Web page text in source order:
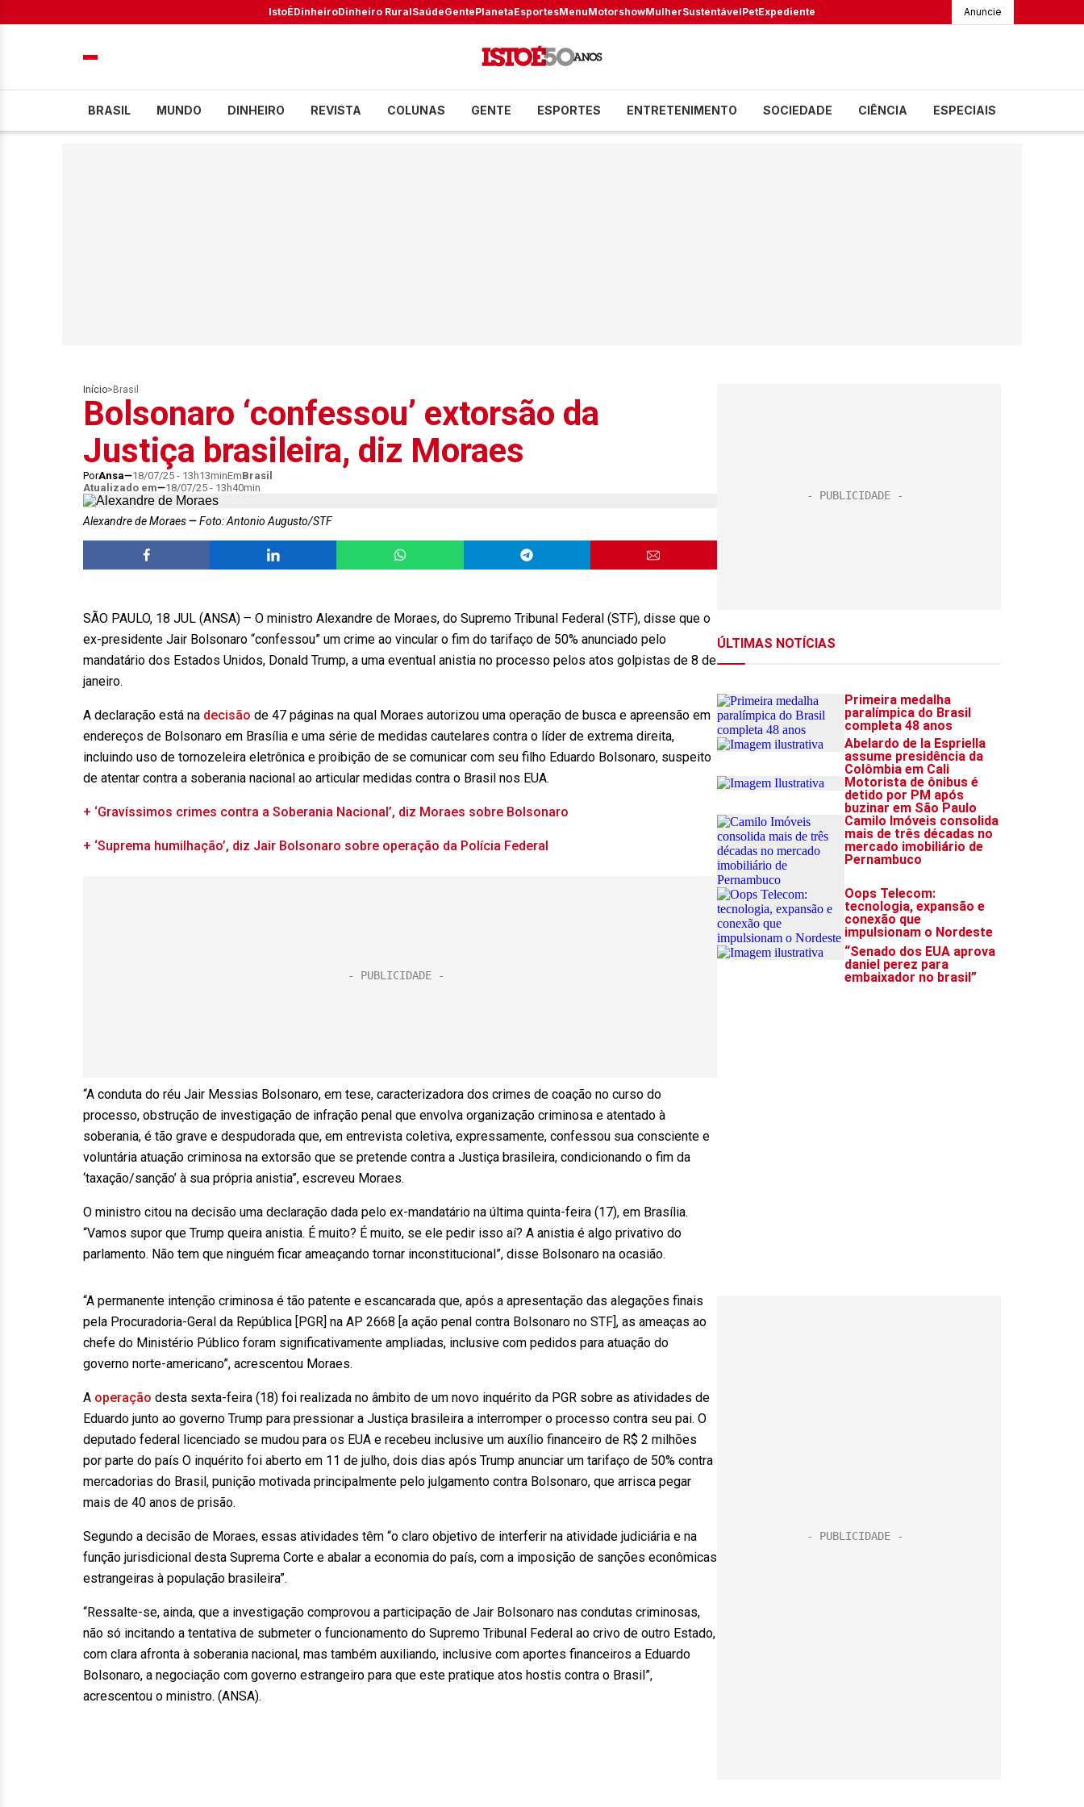
IstoÉDinheiroDinheiro RuralSaúdeGentePlanetaEsportesMenuMotorshowMulherSustentávelPetExpediente Anuncie
BRASIL MUNDO DINHEIRO REVISTA COLUNAS GENTE ESPORTES ENTRETENIMENTO SOCIEDADE CIÊNCIA ESPECIAIS
Início> Brasil
Bolsonaro ‘confessou’ extorsão da
Justiça brasileira, diz Moraes
PorAnsa 18/07/25 - 13h13minEmBrasil
Atualizado em
18/07/25 - 13h40min
Alexandre de Moraes Foto: Antonio Augusto/STF
SÃO PAULO, 18 JUL (ANSA) – O ministro Alexandre de Moraes, do Supremo Tribunal Federal (STF), disse que o
ex-presidente Jair Bolsonaro “confessou” um crime ao vincular o fim do tarifaço de 50% anunciado pelo
mandatário dos Estados Unidos, Donald Trump, a uma eventual anistia no processo pelos atos golpistas de 8 de
janeiro.
A declaração está na decisão de 47 páginas na qual Moraes autorizou uma operação de busca e apreensão em
endereços de Bolsonaro em Brasília e uma série de medidas cautelares contra o líder de extrema direita,
incluindo uso de tornozeleira eletrônica e proibição de se comunicar com seu filho Eduardo Bolsonaro, suspeito
de atentar contra a soberania nacional ao articular medidas contra o Brasil nos EUA.
+ ‘Gravíssimos crimes contra a Soberania Nacional’, diz Moraes sobre Bolsonaro
+ ‘Suprema humilhação’, diz Jair Bolsonaro sobre operação da Polícia Federal
“A conduta do réu Jair Messias Bolsonaro, em tese, caracterizadora dos crimes de coação no curso do
processo, obstrução de investigação de infração penal que envolva organização criminosa e atentado à
soberania, é tão grave e despudorada que, em entrevista coletiva, expressamente, confessou sua consciente e
voluntária atuação criminosa na extorsão que se pretende contra a Justiça brasileira, condicionando o fim da
‘taxação/sanção’ à sua própria anistia”, escreveu Moraes.
O ministro citou na decisão uma declaração dada pelo ex-mandatário na última quinta-feira (17), em Brasília.
“Vamos supor que Trump queira anistia. É muito? É muito, se ele pedir isso aí? A anistia é algo privativo do
parlamento. Não tem que ninguém ficar ameaçando tornar inconstitucional”, disse Bolsonaro na ocasião.
“A permanente intenção criminosa é tão patente e escancarada que, após a apresentação das alegações finais
pela Procuradoria-Geral da República [PGR] na AP 2668 [a ação penal contra Bolsonaro no STF], as ameaças ao
chefe do Ministério Público foram significativamente ampliadas, inclusive com pedidos para atuação do
governo norte-americano”, acrescentou Moraes.
A operação desta sexta-feira (18) foi realizada no âmbito de um novo inquérito da PGR sobre as atividades de
Eduardo junto ao governo Trump para pressionar a Justiça brasileira a interromper o processo contra seu pai. O
deputado federal licenciado se mudou para os EUA e recebeu inclusive um auxílio financeiro de R$ 2 milhões
por parte do país O inquérito foi aberto em 11 de julho, dois dias após Trump anunciar um tarifaço de 50% contra
mercadorias do Brasil, punição motivada principalmente pelo julgamento contra Bolsonaro, que arrisca pegar
mais de 40 anos de prisão.
Segundo a decisão de Moraes, essas atividades têm “o claro objetivo de interferir na atividade judiciária e na
função jurisdicional desta Suprema Corte e abalar a economia do país, com a imposição de sanções econômicas
estrangeiras à população brasileira”.
“Ressalte-se, ainda, que a investigação comprovou a participação de Jair Bolsonaro nas condutas criminosas,
não só incitando a tentativa de submeter o funcionamento do Supremo Tribunal Federal ao crivo de outro Estado,
com clara afronta à soberania nacional, mas também auxiliando, inclusive com aportes financeiros a Eduardo
Bolsonaro, a negociação com governo estrangeiro para que este pratique atos hostis contra o Brasil”,
acrescentou o ministro. (ANSA).